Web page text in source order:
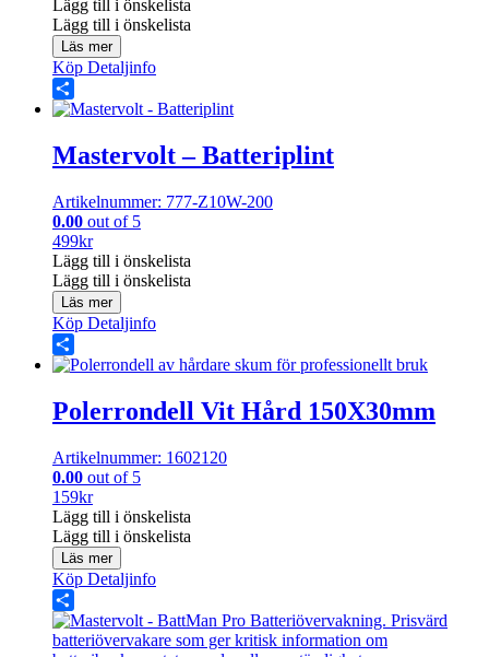
Lägg till i önskelista
Lägg till i önskelista
Läs mer
Köp Detaljinfo
Share
Mastervolt – Batteriplint
Artikelnummer: 777-Z10W-200
0.00 out of 5
499kr
Lägg till i önskelista
Lägg till i önskelista
Läs mer
Köp Detaljinfo
Share
Polerrondell Vit Hård 150X30mm
Artikelnummer: 1602120
0.00 out of 5
159kr
Lägg till i önskelista
Lägg till i önskelista
Läs mer
Köp Detaljinfo
Share